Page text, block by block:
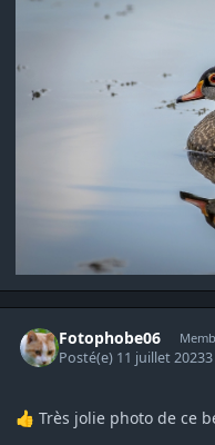
Fotophobe06
Posté(e) 11 juillet 2023
👍 Très jolie photo de ce